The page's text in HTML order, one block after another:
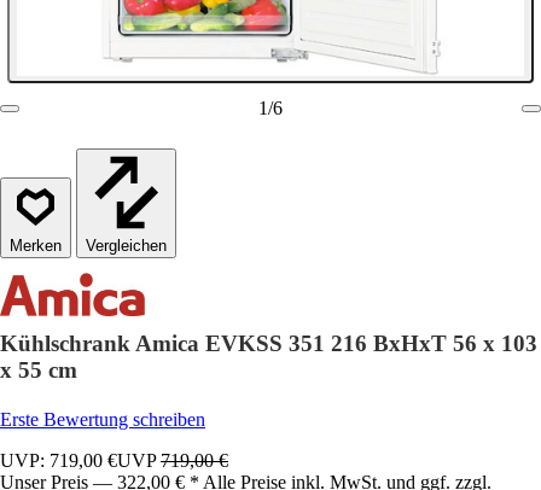
1/6
Vergleichen
Kühlschrank Amica EVKSS 351 216 BxHxT 56 x 103
x 55 cm
Erste Bewertung schreiben
UVP: 719,00 €UVP719,00 €
Unser Preis — 322,00 € * Alle Preise inkl. MwSt. und ggf. zzgl.